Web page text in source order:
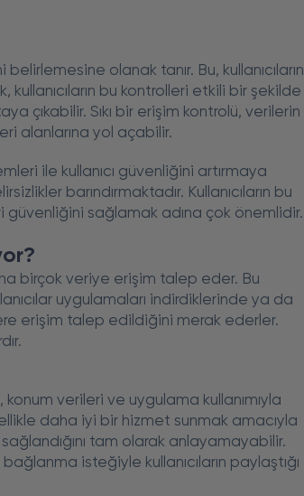
olanak tanır. Bu, kullanıcıların
bu kontrolleri etkili bir şekilde
çıkabilir. Sıkı bir erişim kontrolü, verilerin
alanlarına yol açabilir.
ile kullanıcı güvenliğini artırmaya
barındırmaktadır. Kullanıcıların bu
güvenliğini sağlamak adına çok önemlidir.
birçok veriye erişim talep eder. Bu
uygulamaları indirdiklerinde ya da
erişim talep edildiğini merak ederler.
verileri ve uygulama kullanımıyla
daha iyi bir hizmet sunmak amacıyla
tam olarak anlayamayabilir.
isteğiyle kullanıcıların paylaştığı